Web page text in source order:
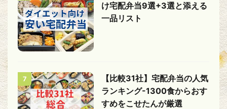
け宅配弁当9選+3選と添える
一品リスト
7
【比較31社】宅配弁当の人気
ランキング-1300食からおす
すめをこせたんが厳選